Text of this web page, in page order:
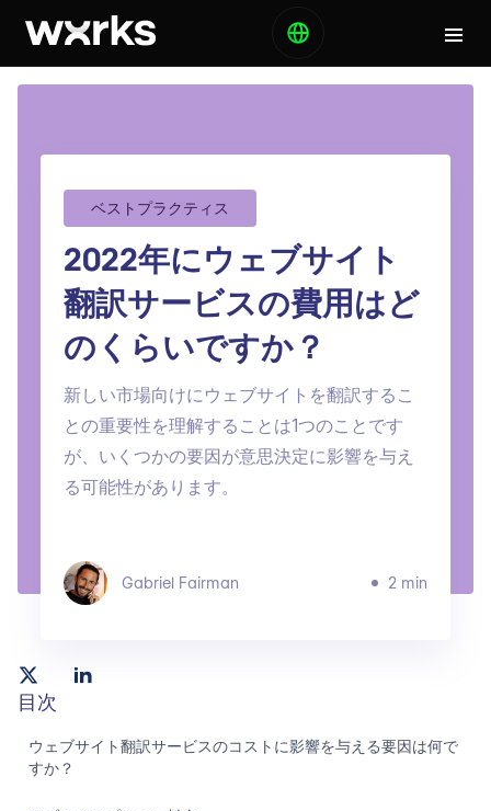
ベストプラクティス
2022年にウェブサイト
翻訳サービスの費用はど
のくらいですか？
新しい市場向けにウェブサイトを翻訳するこ
との重要性を理解することは1つのことです
が、いくつかの要因が意思決定に影響を与え
る可能性があります。
Gabriel Fairman 2 min
目次
ウェブサイト翻訳サービスのコストに影響を与える要因は何で
すか？